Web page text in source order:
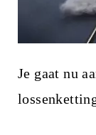
Je gaat nu